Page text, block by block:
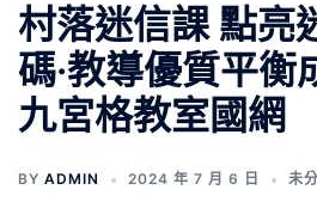
村落迷信課 點亮
碼·教導優質平衡
九宮格教室國網
BY ADMIN 2024 年 7 月 6 日 未